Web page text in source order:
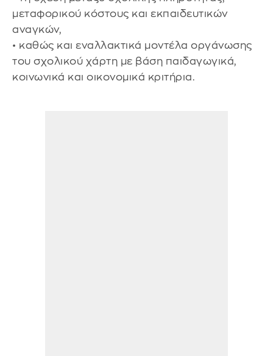
μεταφορικού κόστους και εκπαιδευτικών
αναγκών,
• καθώς και εναλλακτικά μοντέλα οργάνωσης
του σχολικού χάρτη με βάση παιδαγωγικά,
κοινωνικά και οικονομικά κριτήρια.